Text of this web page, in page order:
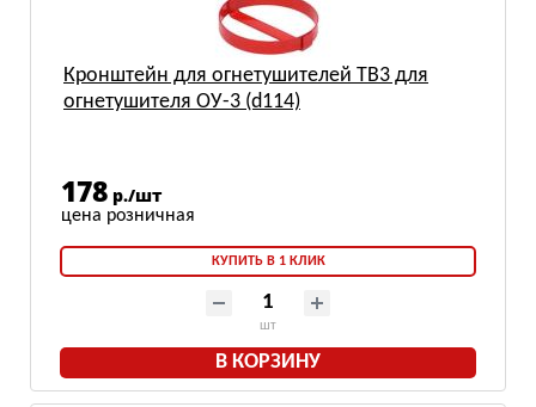
Кронштейн для огнетушителей ТВ3 для
огнетушителя ОУ-3 (d114)
178 р./шт
КУПИТЬ В 1 КЛИК
шт
В КОРЗИНУ